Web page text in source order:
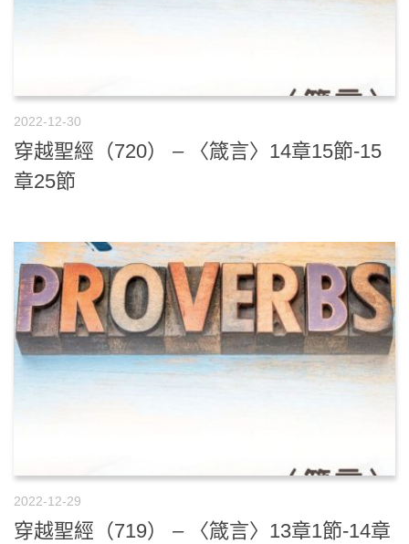
2022-12-30
穿越聖經（720） – 〈箴言〉14章15節-15
章25節
2022-12-29
穿越聖經（719） – 〈箴言〉13章1節-14章